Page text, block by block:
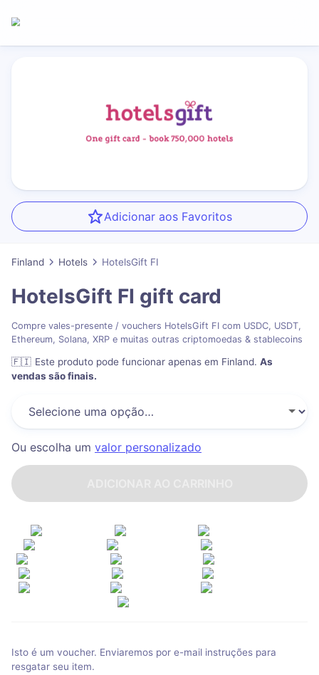
Adicionar aos Favoritos
Finland Hotels HotelsGift FI
HotelsGift FI gift card
Compre vales-presente / vouchers HotelsGift FI com USDC, USDT,
Ethereum, Solana, XRP e muitas outras criptomoedas & stablecoins
🇫🇮 Este produto pode funcionar apenas em Finland. As
vendas são finais.
Ou escolha um valor personalizado
Isto é um voucher. Enviaremos por e-mail instruções para
resgatar seu item.